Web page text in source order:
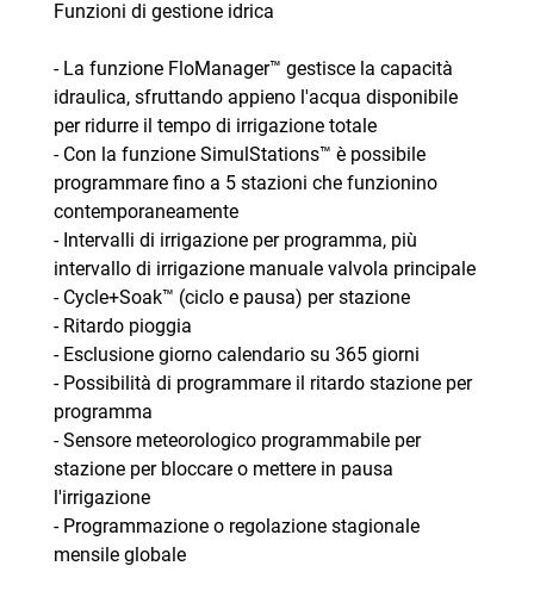
Funzioni di gestione idrica
- La funzione FloManager™ gestisce la capacità
idraulica, sfruttando appieno l'acqua disponibile
per ridurre il tempo di irrigazione totale
- Con la funzione SimulStations™ è possibile
programmare fino a 5 stazioni che funzionino
contemporaneamente
- Intervalli di irrigazione per programma, più
intervallo di irrigazione manuale valvola principale
- Cycle+Soak™ (ciclo e pausa) per stazione
- Ritardo pioggia
- Esclusione giorno calendario su 365 giorni
- Possibilità di programmare il ritardo stazione per
programma
- Sensore meteorologico programmabile per
stazione per bloccare o mettere in pausa
l'irrigazione
- Programmazione o regolazione stagionale
mensile globale